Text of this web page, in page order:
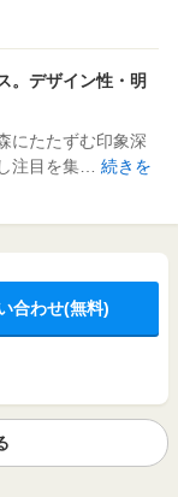
。デザイン性・明
にたたずむ印象深
注目を集… 続きを
合わせ(無料)